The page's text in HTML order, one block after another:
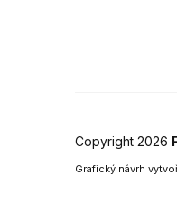
Copyright 2026
Grafický návrh